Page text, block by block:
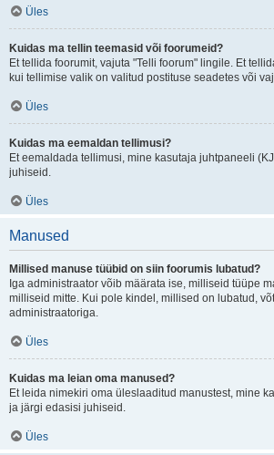
Üles
Kuidas ma tellin teemasid või foorumeid?
Et tellida foorumit, vajuta "Telli foorum" lingile. Et
kui tellimise valik on valitud postituse seadetes või
Üles
Kuidas ma eemaldan tellimusi?
Et eemaldada tellimusi, mine kasutaja juhtpaneeli
juhiseid.
Üles
Manused
Millised manuse tüübid on siin foorumis lubatud?
Iga administraator võib määrata ise, milliseid tüüpe
milliseid mitte. Kui pole kindel, millised on lubatud,
administraatoriga.
Üles
Kuidas ma leian oma manused?
Et leida nimekiri oma üleslaaditud manustest, mine
ja järgi edasisi juhiseid.
Üles